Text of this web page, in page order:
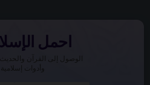
احمل
الوصول إلى القرآن والحديث
وأدوات إسلامية